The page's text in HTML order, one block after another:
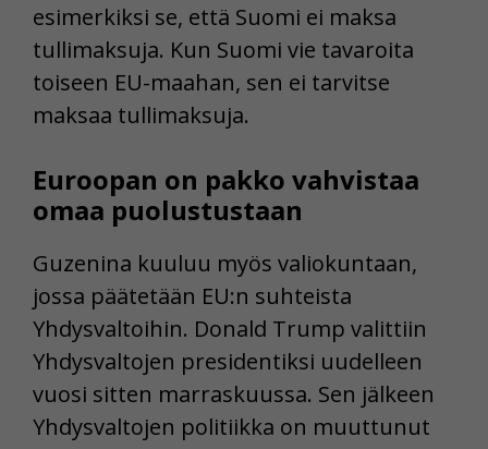
esimerkiksi se, että Suomi ei maksa
tullimaksuja. Kun Suomi vie tavaroita
toiseen EU-maahan, sen ei tarvitse
maksaa tullimaksuja.
Euroopan on pakko vahvistaa
omaa puolustustaan
Guzenina kuuluu myös valiokuntaan,
jossa päätetään EU:n suhteista
Yhdysvaltoihin. Donald Trump valittiin
Yhdysvaltojen presidentiksi uudelleen
vuosi sitten marraskuussa. Sen jälkeen
Yhdysvaltojen politiikka on muuttunut